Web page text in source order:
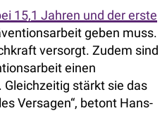
15,1 Jahren und der erste
geben muss.
versorgt. Zudem sind
einen
stärkt sie das
Versagen“, betont Hans-